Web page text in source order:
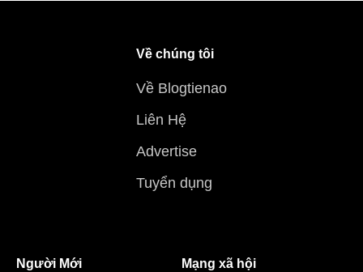
Về chúng tôi
Về Blogtienao
Liên Hệ
Advertise
Tuyển dụng
Người Mới Mạng xã hội